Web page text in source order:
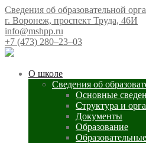
Сведения об образовательной
г. Воронеж, проспект Труда, 46И
info@mshpp.ru
+7 (473) 280‒23‒03
О школе
Сведения об
Основные
Структура и
Документы
Образование